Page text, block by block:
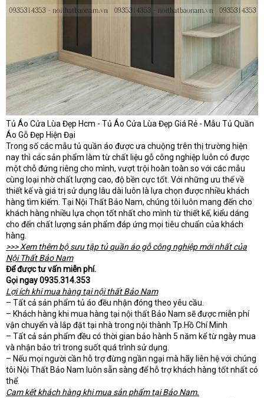
Tủ Áo Cửa Lùa Đẹp Hcm - Tủ Áo Cửa Lùa Đẹp Giá Rẻ - Mẫu Tủ Quần
Áo Gỗ Đẹp Hiện Đại
Trong số các mẫu tủ quần áo được ưa chuộng trên thị trường hiện
nay thì các sản phẩm làm từ chất liệu gỗ công nghiệp luôn có được
một chỗ đứng riêng cho mình, vượt trội hoàn toàn so với các mẫu
cùng loại nhờ chất lượng cao, độ bền cực tốt. Với những ưu thế về
thiết kế và giá trị sử dụng lâu dài luôn là lựa chọn được nhiều khách
hàng tìm kiếm. Tại Nội Thất Bảo Nam, chúng tôi luôn mang đến cho
khách hàng nhiều lựa chọn tốt nhất cho mình từ thiết kế, kiểu dáng
cho đến chất lượng sản phẩm đáp ứng mọi tiêu chuẩn của khách
hàng.
>>> Xem thêm bộ sưu tập tủ quần áo gỗ công nghiệp mới nhất của
Nội Thất Bảo Nam
Để được tư vấn miễn phí.
Gọi ngay 0935.314.353
Lợi ích khi mua hàng tại nội thất Bảo Nam
– Tất cả sản phẩm tủ áo đều nhận đóng theo yêu cầu.
– Khách hàng khi mua hàng tại nội thất Bảo Nam sẽ được miễn phí
vận chuyển và lắp đặt tại nhà trong nội thành Tp.Hồ Chí Minh
– Tất cả sản phẩm đều có thời gian bảo hành 5 năm kể từ ngày mua
và nhận bảo trì trong suốt quá trình sử dụng.
– Nếu mọi người cần hỗ trợ đừng ngần ngại mà hãy liên hệ với chúng
tôi Nội Thất Bảo Nam luôn sẵn sàng để hỗ trợ khách hàng tốt nhất có
thể.
Cam kết khách hàng khi mua sản phẩm tại Bảo Nam.